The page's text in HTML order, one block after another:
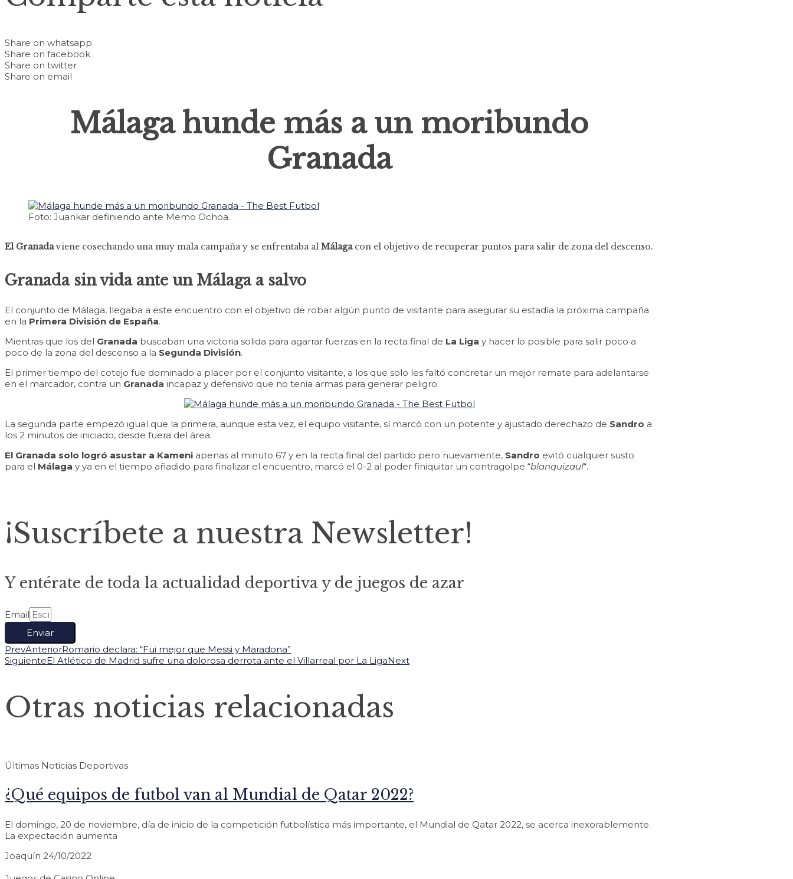
Share on whatsapp
Share on facebook
Share on twitter
Share on email
Málaga hunde más a un moribundo
Granada
Foto: Juankar definiendo ante Memo Ochoa.
El Granadaviene cosechando una muy mala campaña y se enfrentaba al Málagacon el objetivo de recuperar puntos para salir de zona del descenso.
Granada sin vida ante un Málaga a salvo
El conjunto de Málaga, llegaba a este encuentro con el objetivo de robar algún punto de visitante para asegurar su estadía la próxima campaña
en la Primera División de España.
Mientras que los del Granada buscaban una victoria solida para agarrar fuerzas en la recta final de La Liga y hacer lo posible para salir poco a
poco de la zona del descenso a la Segunda División.
El primer tiempo del cotejo fue dominado a placer por el conjunto visitante, a los que solo les faltó concretar un mejor remate para adelantarse
en el marcador, contra un Granada incapaz y defensivo que no tenia armas para generar peligro.
La segunda parte empezó igual que la primera, aunque esta vez, el equipo visitante, sí marcó con un potente y ajustado derechazo de Sandro a
los 2 minutos de iniciado, desde fuera del área.
El Granada solo logró asustar a Kameni apenas al minuto 67 y en la recta final del partido pero nuevamente, Sandro evitó cualquier susto
para el Málaga y ya en el tiempo añadido para finalizar el encuentro, marcó el 0-2 al poder finiquitar un contragolpe “blanquizaul“.
¡Suscríbete a nuestra Newsletter!
Y entérate de toda la actualidad deportiva y de juegos de azar
Email
Enviar
PrevAnteriorRomario declara: “Fui mejor que Messi y Maradona”
SiguienteEl Atlético de Madrid sufre una dolorosa derrota ante el Villarreal por La LigaNext
Otras noticias relacionadas
Últimas Noticias Deportivas
¿Qué equipos de futbol van al Mundial de Qatar 2022?
El domingo, 20 de noviembre, día de inicio de la competición futbolística más importante, el Mundial de Qatar 2022, se acerca inexorablemente.
La expectación aumenta
Joaquín 24/10/2022